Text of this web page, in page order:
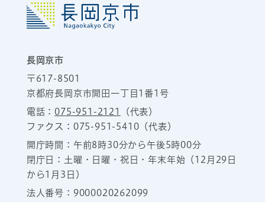
長岡京市
〒617-8501
京都府長岡京市開田一丁目1番1号
電話：075-951-2121
（代表）
ファクス：075-951-5410（代表）
開庁時間：午前8時30分から午後5時00分
閉庁日：土曜・日曜・祝日・年末年始（12月29日
から1月3日）
法人番号：9000020262099